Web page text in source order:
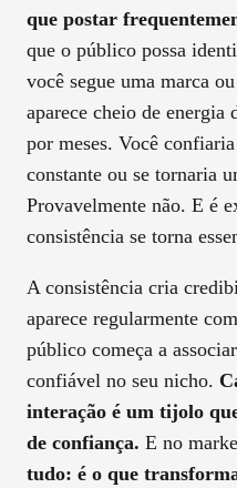
que postar
que o público possa
você segue uma marca
aparece cheio de energia
por meses. Você
constante ou se tornaria
Provavelmente não. E é
consistência se torna
A consistência cria
aparece regularmente
público começa a
confiável no seu nicho.
interação é um tijolo
de confiança. E no
tudo: é o que